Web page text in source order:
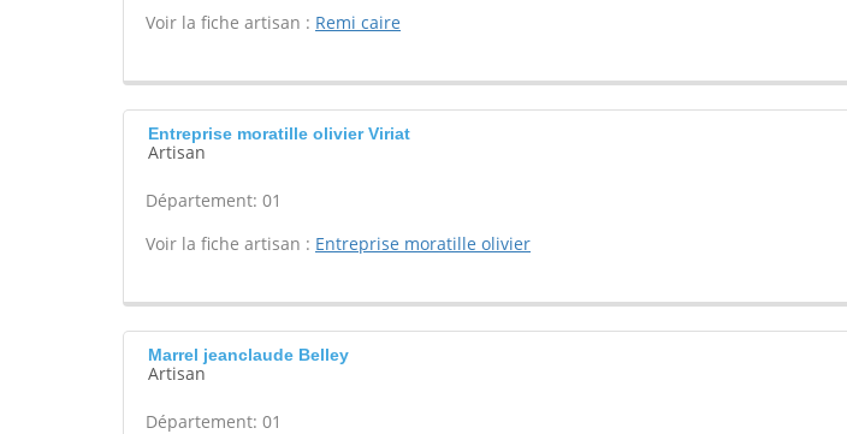
Voir la fiche artisan : Remi caire
Entreprise moratille olivier Viriat
Artisan
Département: 01
Voir la fiche artisan : Entreprise moratille olivier
Marrel jeanclaude Belley
Artisan
Département: 01